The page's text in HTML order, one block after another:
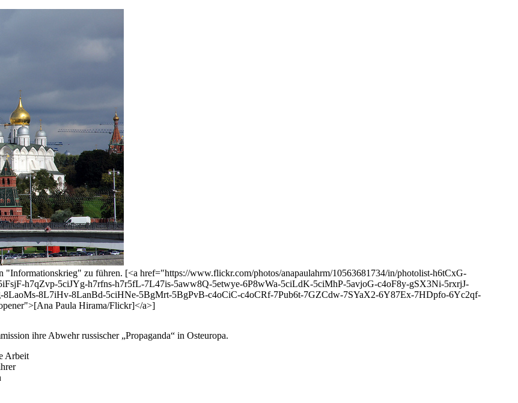
"Informationskrieg" zu führen. [<a href="https://www.flickr.com/photos/anapaulahrm/10563681734/in/photolist-h6tCxG-
h7qZvp-5ciJYg-h7rfns-h7r5fL-7L47is-5aww8Q-5etwye-6P8wWa-5ciLdK-5ciMhP-5avjoG-c4oF8y-gSX3Ni-5rxrjJ-
8L7iHv-8LanBd-5ciHNe-5BgMrt-5BgPvB-c4oCiC-c4oCRf-7Pub6t-7GZCdw-7SYaX2-6Y87Ex-7HDpfo-6Yc2qf-
Paula Hirama/Flickr]</a>]
ihre Abwehr russischer „Propaganda“ in Osteuropa.
Arbeit